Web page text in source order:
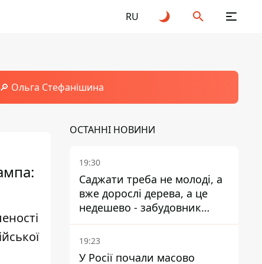
RU
🔎 Ольга Стефанішина
ОСТАННІ НОВИНИ
19:30
Саджати треба не молоді, а
вже дорослі дерева, а це
недешево - забудовник
Ніконов
19:23
У Росії почали масово